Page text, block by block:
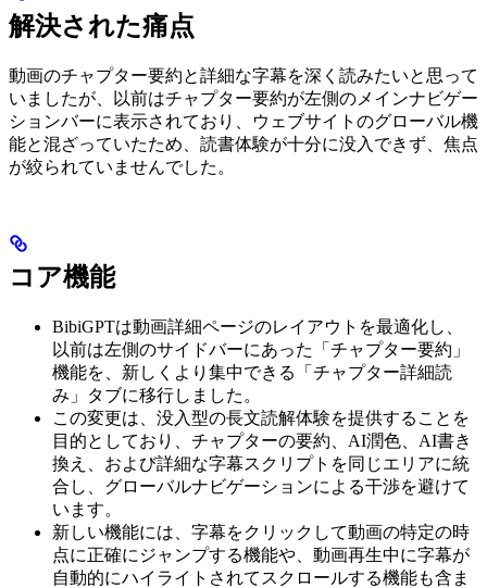
解決された痛点
動画のチャプター要約と詳細な字幕を深く読みたいと思って
いましたが、以前はチャプター要約が左側のメインナビゲー
ションバーに表示されており、ウェブサイトのグローバル機
能と混ざっていたため、読書体験が十分に没入できず、焦点
が絞られていませんでした。
コア機能
BibiGPTは動画詳細ページのレイアウトを最適化し、
以前は左側のサイドバーにあった「チャプター要約」
機能を、新しくより集中できる「チャプター詳細読
み」タブに移行しました。
この変更は、没入型の長文読解体験を提供することを
目的としており、チャプターの要約、AI潤色、AI書き
換え、および詳細な字幕スクリプトを同じエリアに統
合し、グローバルナビゲーションによる干渉を避けて
います。
新しい機能には、字幕をクリックして動画の特定の時
点に正確にジャンプする機能や、動画再生中に字幕が
自動的にハイライトされてスクロールする機能も含ま